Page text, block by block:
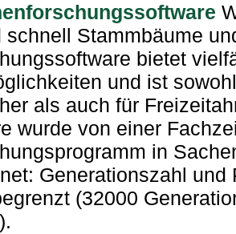
schnell Stammbäume
bietet
und ist
als auch für
wurde von einer
in
Generationszahl und
(32000